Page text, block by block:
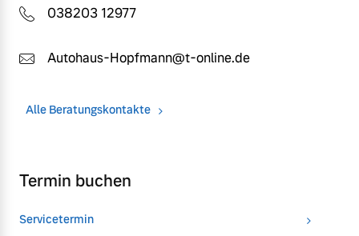
038203 12977
Autohaus-Hopfmann@t-online.de
Alle Beratungskontakte
Termin buchen
Servicetermin